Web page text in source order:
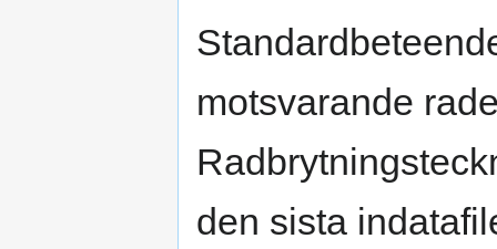
motsvarande
den sista